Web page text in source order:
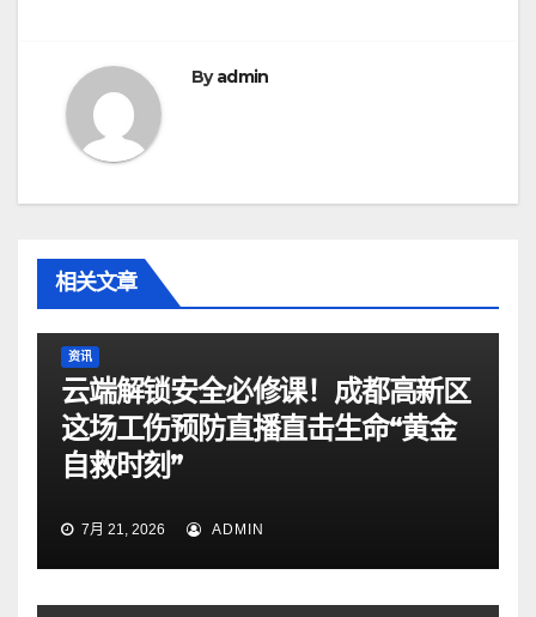
Byadmin
相关文章
资讯
云端解锁安全必修课！成都高新区
这场工伤预防直播直击生命“黄金
自救时刻”
7月 21, 2026 ADMIN